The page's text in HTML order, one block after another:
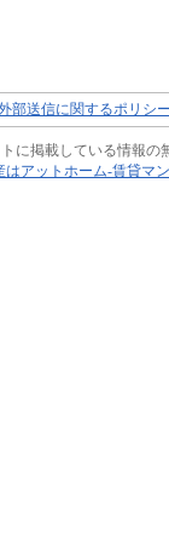
部送信に関するポリシ
に掲載している情報の
はアットホーム-賃貸マ